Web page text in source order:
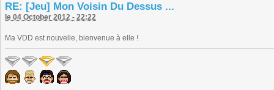
RE: [Jeu] Mon Voisin Du Dessus ...
le 04 October 2012 - 22:22
Ma VDD est nouvelle, bienvenue à elle !